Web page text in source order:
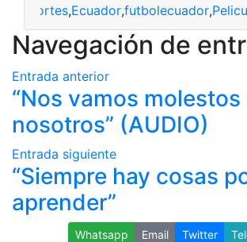
Deportes,Ecuador,futbolecuador,
Navegación de
Entrada anterior
“Nos vamos molestos
nosotros” (AUDIO)
Entrada siguiente
“Siempre hay cosas
aprender”
Whatsapp Email Twitter